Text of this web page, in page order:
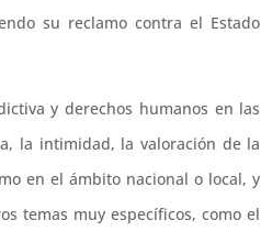
su reclamo contra el Estado
y derechos humanos en las
la intimidad, la valoración de la
en el ámbito nacional o local, y
temas muy específicos, como el